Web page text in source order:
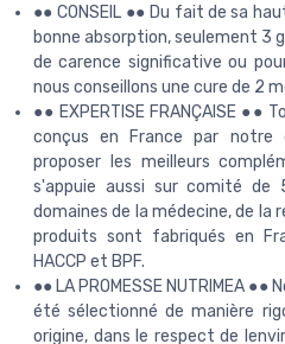
●● CONSEIL ●● Du fait de sa
bonne absorption, seulement 3
de carence significative ou
nous conseillons une cure de 2
●● EXPERTISE FRANÇAISE ●●
conçus en France par notre
proposer les meilleurs
s'appuie aussi sur comité de
domaines de la médecine, de la
produits sont fabriqués en
HACCP et BPF.
●● LA PROMESSE NUTRIMEA
été sélectionné de manière
origine, dans le respect de